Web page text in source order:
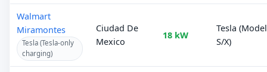
Walmart
Miramontes
Tesla (Tesla-only
charging)
Ciudad De
Mexico
18 kW
Tesla (Model
S/X)